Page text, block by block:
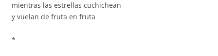
mientras las estrellas cuchichean
y vuelan de fruta en fruta
*